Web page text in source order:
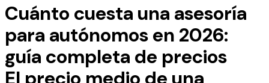
Cuánto cuesta una asesoría
para autónomos en 2026:
guía completa de precios